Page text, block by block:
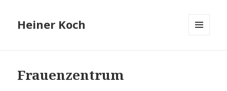
Heiner Koch
Frauenzentrum